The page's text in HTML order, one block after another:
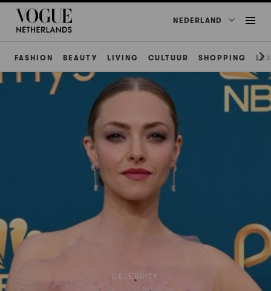
NEDERLAND
FASHION BEAUTY LIVING CULTUUR SHOPPING
CELEBRITY